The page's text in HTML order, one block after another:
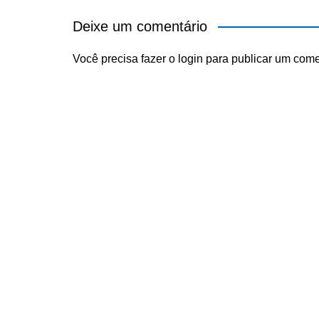
Deixe um comentário
Você precisa fazer o login para publicar um